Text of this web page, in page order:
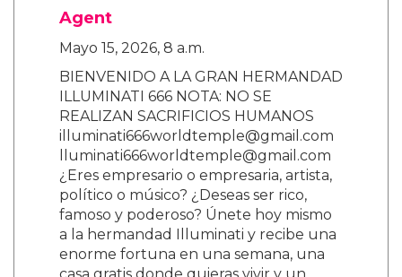
Agent
Mayo 15, 2026, 8 a.m.
BIENVENIDO A LA GRAN HERMANDAD
ILLUMINATI 666 NOTA: NO SE
REALIZAN SACRIFICIOS HUMANOS
illuminati666worldtemple@gmail.com
lluminati666worldtemple@gmail.com
¿Eres empresario o empresaria, artista,
político o músico? ¿Deseas ser rico,
famoso y poderoso? Únete hoy mismo
a la hermandad Illuminati y recibe una
enorme fortuna en una semana, una